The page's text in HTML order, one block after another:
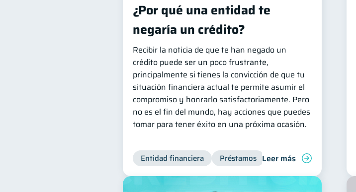
¿Por qué una entidad te
negaría un crédito?
Recibir la noticia de que te han negado un
crédito puede ser un poco frustrante,
principalmente si tienes la convicción de que tu
situación financiera actual te permite asumir el
compromiso y honrarlo satisfactoriamente. Pero
no es el fin del mundo, hay acciones que puedes
tomar para tener éxito en una próxima ocasión.
Entidad financiera Préstamos Productos financieros
Leer más